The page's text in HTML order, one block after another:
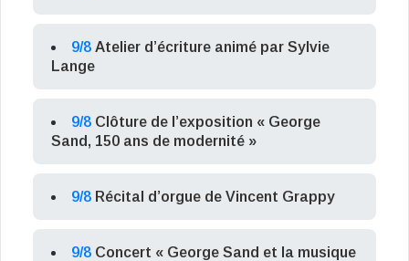
9/8 Atelier d’écriture animé par Sylvie
Lange
9/8 Clôture de l’exposition « George
Sand, 150 ans de modernité »
9/8 Récital d’orgue de Vincent Grappy
9/8 Concert « George Sand et la musique